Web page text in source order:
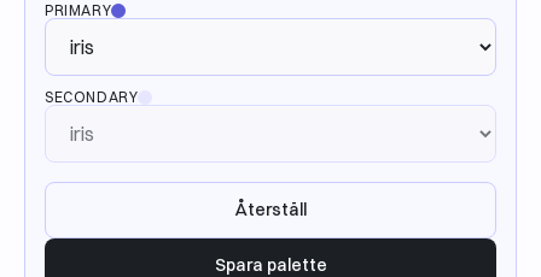
PRIMARY
SECONDARY
Återställ
Spara palette